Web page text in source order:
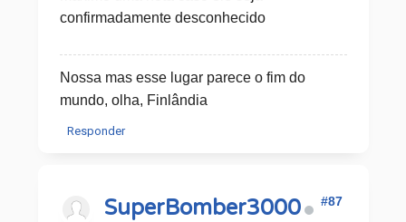
confirmadamente desconhecido
Nossa mas esse lugar parece o fim do
mundo, olha, Finlândia
Responder
SuperBomber3000 #87